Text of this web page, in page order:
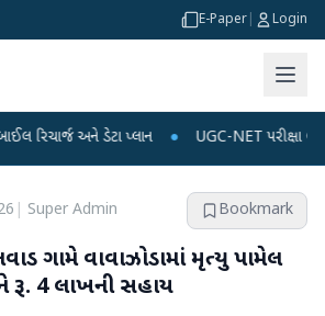
E-Paper Login
અને ડેટા પ્લાન ● UGC-NET પરીક્ષા લીકના
Super Admin Bookmark
ગામે વાવાઝોડામાં મૃત્યુ પામેલ
રૂ. 4 લાખની સહાય